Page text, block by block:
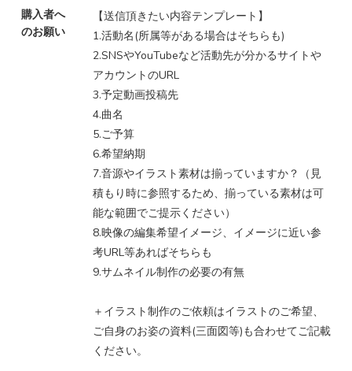
購入者へ
のお願い
【送信頂きたい内容テンプレート】
1.活動名(所属等がある場合はそちらも)
2.SNSやYouTubeなど活動先が分かるサイトや
アカウントのURL
3.予定動画投稿先
4.曲名
5.ご予算
6.希望納期
7.音源やイラスト素材は揃っていますか？（見
積もり時に参照するため、揃っている素材は可
能な範囲でご提示ください）
8.映像の編集希望イメージ、イメージに近い参
考URL等あればそちらも
9.サムネイル制作の必要の有無
＋イラスト制作のご依頼はイラストのご希望、
ご自身のお姿の資料(三面図等)も合わせてご記載
ください。